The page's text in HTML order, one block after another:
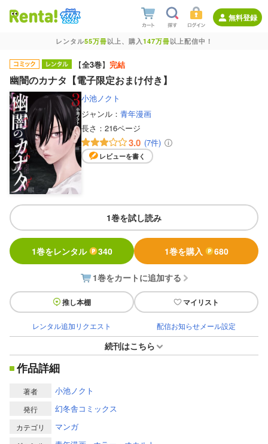
無料登録
レンタル55万冊以上、購入147万冊以上配信中！
【全3巻】 完結
幽闇のカナタ【電子限定おまけ付き】
小池ノクト
ジャンル： 青年漫画
長さ： 216ページ
3.0 (7件)
レビューを書く
1巻を試し読み
1巻をレンタル 340 1巻を購入 680
1巻をカートに追加する
推し本棚 マイリスト
レンタル追加リクエスト 配信お知らせメール設定
続刊はこちら
作品詳細
著者 小池ノクト
発行 幻冬舎コミックス
カテゴリ マンガ